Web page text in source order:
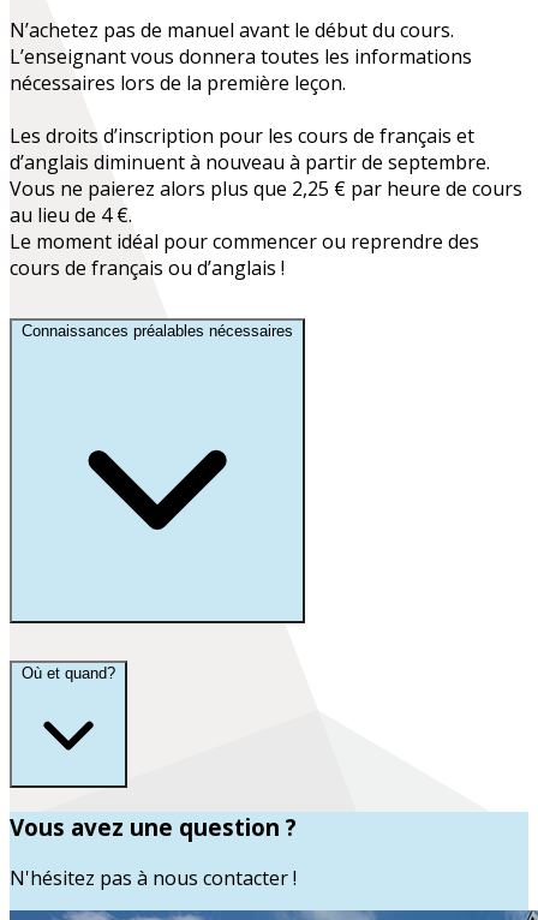
N’achetez pas de manuel avant le début du cours.
L’enseignant vous donnera toutes les informations
nécessaires lors de la première leçon.
Les droits d’inscription pour les cours de français et
d’anglais diminuent à nouveau à partir de septembre.
Vous ne paierez alors plus que 2,25 € par heure de cours
au lieu de 4 €.
Le moment idéal pour commencer ou reprendre des
cours de français ou d’anglais !
Connaissances préalables nécessaires
Où et quand?
Vous avez une question ?
N'hésitez pas à nous contacter !